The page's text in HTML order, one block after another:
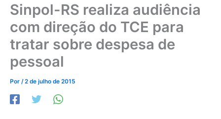
Sinpol-RS realiza audiência
com direção do TCE para
tratar sobre despesa de
pessoal
Por /2 de julho de 2015